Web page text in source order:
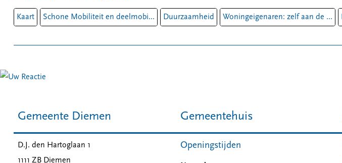
Kaart Schone Mobiliteit en deelmobi... Duurzaamheid Woningeigenaren: zelf aan de ...
Gemeente Diemen
D.J. den Hartoglaan 1
1111 ZB Diemen
Gemeentehuis
Openingstijden